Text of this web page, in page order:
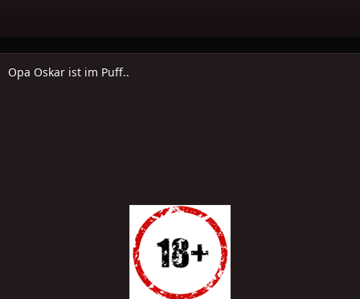
Opa Oskar ist im Puff..